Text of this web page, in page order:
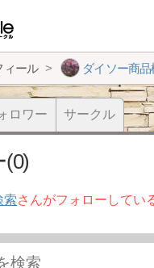
ィール ダイソー商
ロワー サークル
索さんがフォローしてい